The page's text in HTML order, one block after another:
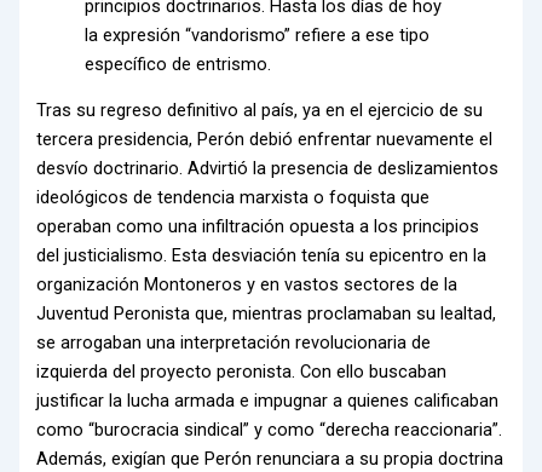
principios doctrinarios. Hasta los días de hoy
la expresión “vandorismo” refiere a ese tipo
específico de entrismo.
Tras su regreso definitivo al país, ya en el ejercicio de su
tercera presidencia, Perón debió enfrentar nuevamente el
desvío doctrinario. Advirtió la presencia de deslizamientos
ideológicos de tendencia marxista o foquista que
operaban como una infiltración opuesta a los principios
del justicialismo. Esta desviación tenía su epicentro en la
organización Montoneros y en vastos sectores de la
Juventud Peronista que, mientras proclamaban su lealtad,
se arrogaban una interpretación revolucionaria de
izquierda del proyecto peronista. Con ello buscaban
justificar la lucha armada e impugnar a quienes calificaban
como “burocracia sindical” y como “derecha reaccionaria”.
Además, exigían que Perón renunciara a su propia doctrina